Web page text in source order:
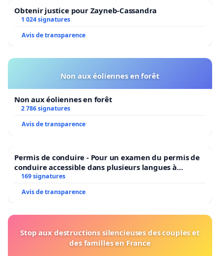
Obtenir justice pour Zayneb-Cassandra
1 024 signatures
Avis de transparence
Non aux éoliennes en forêt
Non aux éoliennes en forêt
2 786 signatures
Avis de transparence
Permis de conduire - Pour un examen du permis de
conduire accessible dans plusieurs langues à
Bruxelles
169 signatures
Avis de transparence
Stop aux destructions silencieuses des couples et
des familles en France